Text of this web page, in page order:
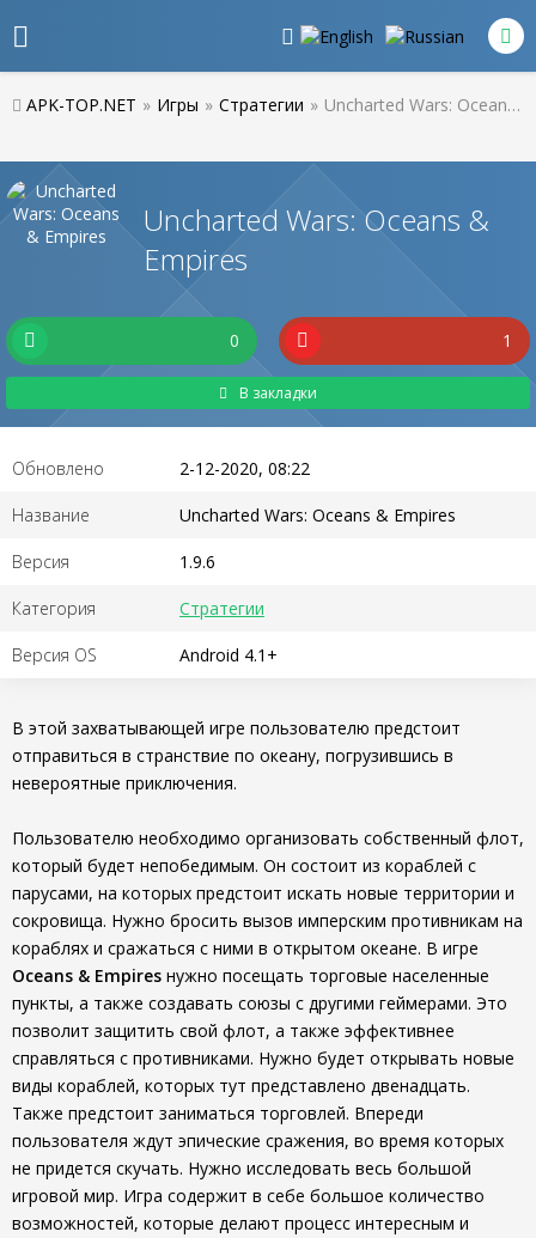
APK-TOP.NET » Игры » Стратегии » Uncharted Wars: Oceans & Empires
Uncharted Wars: Oceans &
Empires
0 1
В закладки
Обновлено 2-12-2020, 08:22
Название Uncharted Wars: Oceans & Empires
Версия 1.9.6
Категория Стратегии
Версия OS Android 4.1+
В этой захватывающей игре пользователю предстоит
отправиться в странствие по океану, погрузившись в
невероятные приключения.
Пользователю необходимо организовать собственный флот,
который будет непобедимым. Он состоит из кораблей с
парусами, на которых предстоит искать новые территории и
сокровища. Нужно бросить вызов имперским противникам на
кораблях и сражаться с ними в открытом океане. В игре
Oceans & Empires нужно посещать торговые населенные
пункты, а также создавать союзы с другими геймерами. Это
позволит защитить свой флот, а также эффективнее
справляться с противниками. Нужно будет открывать новые
виды кораблей, которых тут представлено двенадцать.
Также предстоит заниматься торговлей. Впереди
пользователя ждут эпические сражения, во время которых
не придется скучать. Нужно исследовать весь большой
игровой мир. Игра содержит в себе большое количество
возможностей, которые делают процесс интересным и